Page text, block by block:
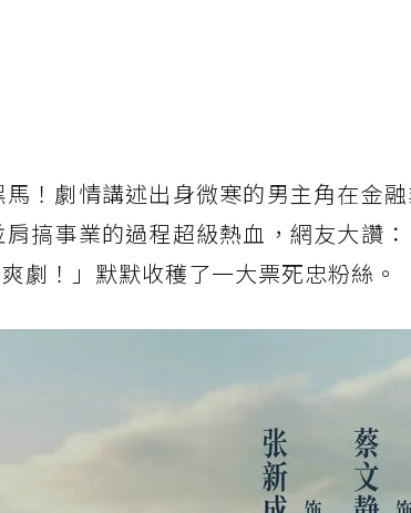
！劇情講述出身微寒的男主角在金
搞事業的過程超級熱血，網友大讚
劇！」默默收穫了一大票死忠粉絲。